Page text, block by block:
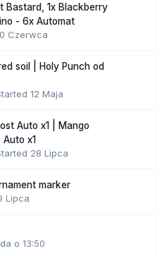
Bastard, 1x Blackberry
- 6x Automat
Czerwca
soil | Holy Punch od
12 Maja
Auto x1 | Mango
x1
28 Lipca
marker
Lipca
o 13:50